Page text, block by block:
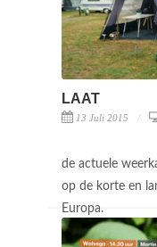
LAAT
13 Juli 2015
de actuele
op de korte en
Europa.